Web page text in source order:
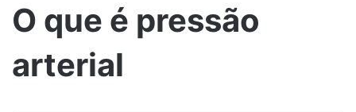
O que é pressão
arterial